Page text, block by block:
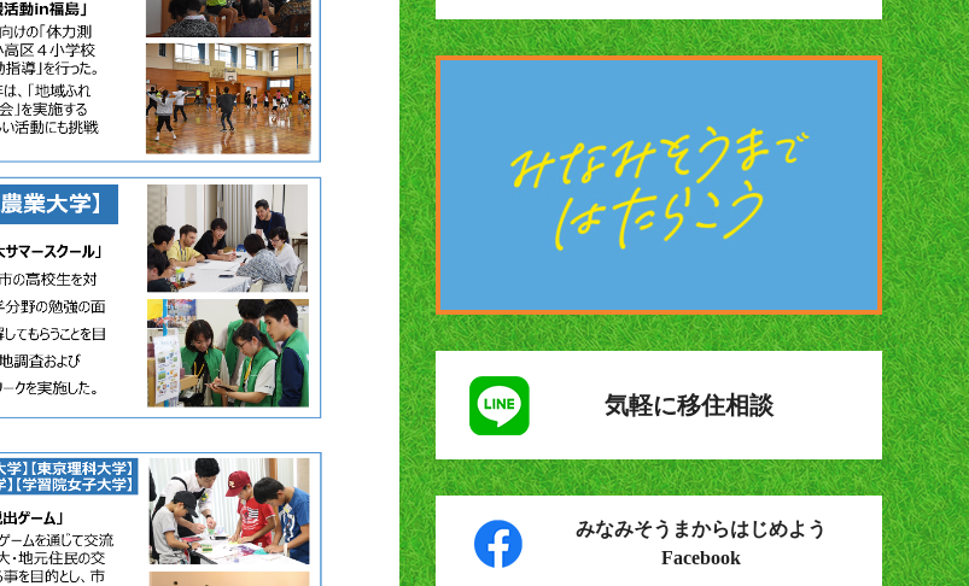
気軽に移住相談
みなみそうまからはじめよう
Facebook